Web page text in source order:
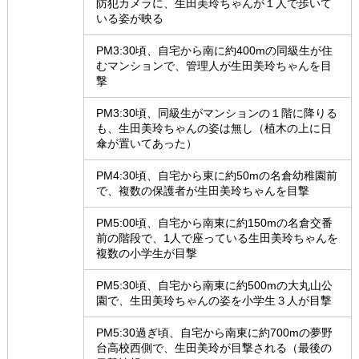
防犯カメラに、生田美玲ちゃんが１人で歩いて
いる姿が映る
PM3:30頃、自宅から南に約400mの同級生が住
むマンションで、管理人が生田美玲ちゃんを目
撃
PM3:30頃、同級生がマンションの１階に降りる
も、生田美玲ちゃんの姿は無し（植木の上に日
傘が置いてあった）
PM4:30頃、自宅から東に約50mの名倉幼稚園前
で、複数の保護者が生田美玲ちゃんを目撃
PM5:00頃、自宅から南東に約150mの名倉交番
前の階段で、1人で座っている生田美玲ちゃんを
複数の小学生が目撃
PM5:30頃、自宅から南東に約500mの大丸山公
園で、生田美玲ちゃんの姿を小学生３人が目撃
PM5:30過ぎ頃、自宅から南東に約700mの夢野
台高校西側で、生田美玲が目撃される（最後の